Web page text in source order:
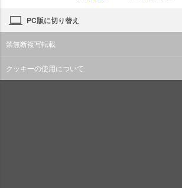
PC版に切り替え
禁無断複写転載
クッキーの使用について